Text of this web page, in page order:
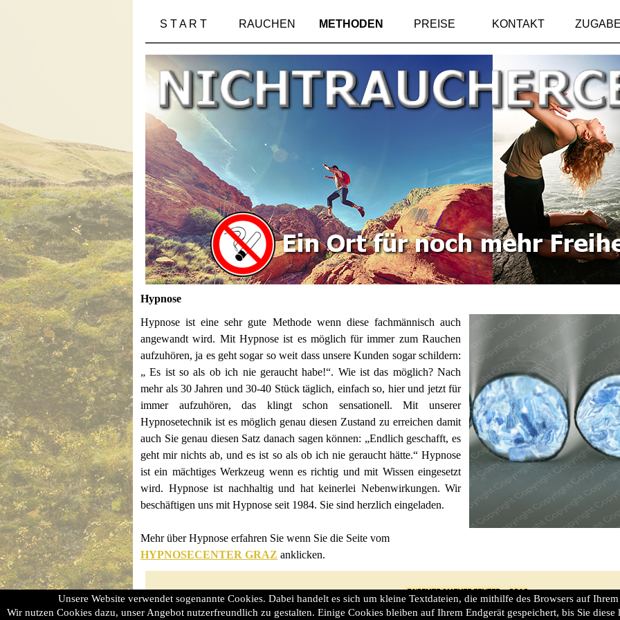
S T A R T RAUCHEN METHODEN PREISE KONTAKT
Hypnose
Hypnose ist eine sehr gute Methode wenn diese fachmännisch auch
angewandt wird. Mit Hypnose ist es möglich für immer zum Rauchen
aufzuhören, ja es geht sogar so weit dass unsere Kunden sogar schildern:
„ Es ist so als ob ich nie geraucht habe!“. Wie ist das möglich? Nach
mehr als 30 Jahren und 30-40 Stück täglich, einfach so, hier und jetzt für
immer aufzuhören, das klingt schon sensationell. Mit unserer
Hypnosetechnik ist es möglich genau diesen Zustand zu erreichen damit
auch Sie genau diesen Satz danach sagen können: „Endlich geschafft, es
geht mir nichts ab, und es ist so als ob ich nie geraucht hätte.“ Hypnose
ist ein mächtiges Werkzeug wenn es richtig und mit Wissen eingesetzt
wird. Hypnose ist nachhaltig und hat keinerlei Nebenwirkungen. Wir
beschäftigen uns mit Hypnose seit 1984. Sie sind herzlich eingeladen.
Mehr über Hypnose erfahren Sie wenn Sie die Seite vom
HYPNOSECENTER GRAZ anklicken.
Unsere Website verwendet sogenannte Cookies. Dabei handelt es sich um kleine Textdateien, die mithilfe des Browsers auf
Wir nutzen Cookies dazu, unser Angebot nutzerfreundlich zu gestalten. Einige Cookies bleiben auf Ihrem Endgerät gespeichert, bis Sie